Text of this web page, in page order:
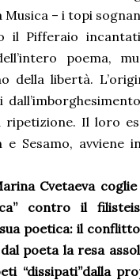
– i topi
il Pifferaio
poema,
della libertà.
ripetizione. Il loro
Sesamo, avviene
Cvetaeva
contro il
sua poetica: il
poeta la resa
“dissipati”dalla